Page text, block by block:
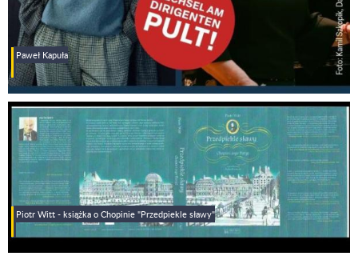
Paweł Kapuła
Piotr Witt - książka o Chopinie "Przedpiekle sławy"